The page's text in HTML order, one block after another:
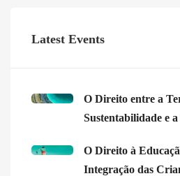
Latest Events
O Direito entre a
Sustentabilidade e
O Direito à
Integração das